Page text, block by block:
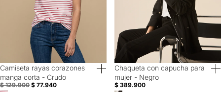
40% Off
Camiseta rayas corazones
manga corta - Crudo
$ 129.900 $ 77.940
Chaqueta con capucha para
mujer - Negro
$ 389.900